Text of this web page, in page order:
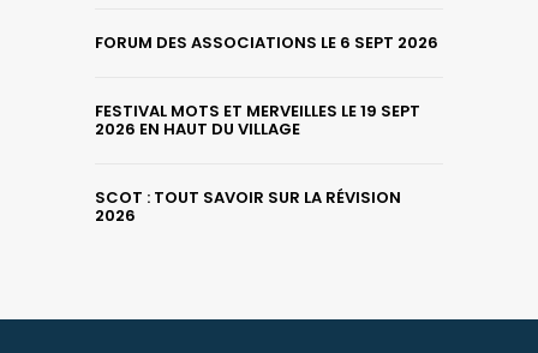
FORUM DES ASSOCIATIONS LE 6 SEPT 2026
FESTIVAL MOTS ET MERVEILLES LE 19 SEPT
2026 EN HAUT DU VILLAGE
SCOT : TOUT SAVOIR SUR LA RÉVISION
2026